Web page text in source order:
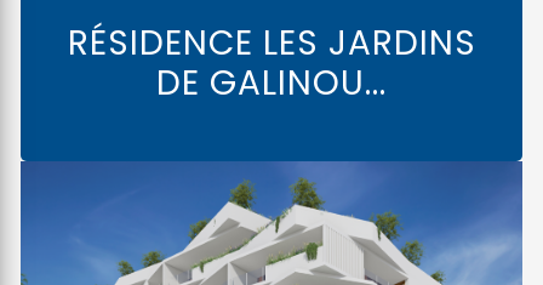
RÉSIDENCE LES JARDINS
DE GALINOU...